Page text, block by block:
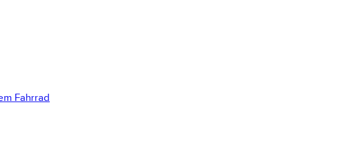
Fahrrad